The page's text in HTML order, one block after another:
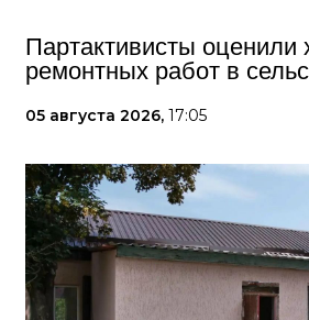
Партактивисты оценили
ремонтных работ в
05 августа 2026, 17:05